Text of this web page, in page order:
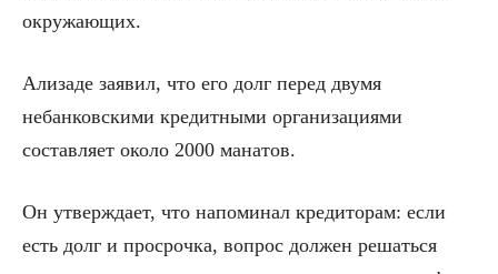
окружающих.
Ализаде заявил, что его долг перед двумя
небанковскими кредитными организациями
составляет около 2000 манатов.
Он утверждает, что напоминал кредиторам: если
есть долг и просрочка, вопрос должен решаться